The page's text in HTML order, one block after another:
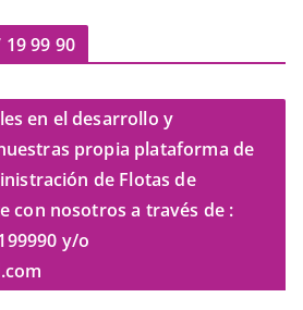
99 90
en el desarrollo y
propia plataforma de
de Flotas de
con nosotros a través de :
y/o